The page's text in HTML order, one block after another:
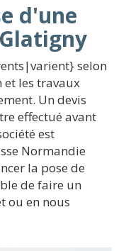
d'une
selon
les travaux
Un devis
effectué avant
est
Normandie
la pose de
de faire un
ou en nous